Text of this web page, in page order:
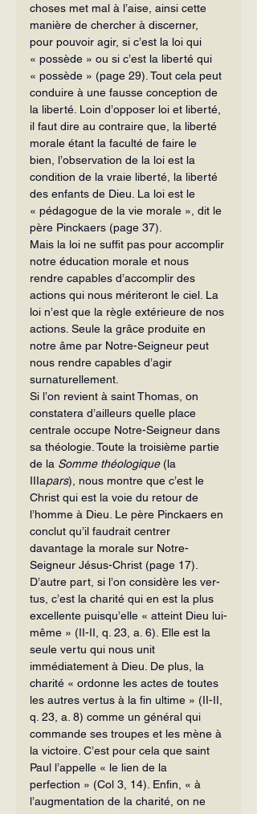
choses met mal à l’aise, ainsi cette
manière de chercher à discerner,
pour pouvoir agir, si c’est la loi qui
« possède » ou si c’est la liberté qui
« possède » (page 29). Tout cela peut
conduire à une fausse conception de
la li­berté. Loin d’opposer loi et liberté,
il faut dire au contraire que, la liberté
morale étant la faculté de faire le
bien, l’observa­tion de la loi est la
condition de la vraie liberté, la liberté
des enfants de Dieu. La loi est le
« pédagogue de la vie morale », dit le
père Pinckaers (page 37).
Mais la loi ne suffit pas pour accomplir
notre éducation morale et nous
rendre capables d’accomplir des
actions qui nous mériteront le ciel. La
loi n’est que la règle extérieure de nos
actions. Seule la grâce produite en
notre âme par Notre-Sei­gneur peut
nous rendre capables d’agir
surnaturellement.
Si l’on revient à saint Thomas, on
constatera d’ailleurs quelle place
centrale occupe Notre-Seigneur dans
sa théologie. Toute la troisième partie
de la Somme théo­logique (la
IIIapars), nous montre que c’est le
Christ qui est la voie du retour de
l’homme à Dieu. Le père Pinckaers en
conclut qu’il faudrait centrer
davantage la morale sur Notre-
Seigneur Jésus-Christ (page 17).
D’autre part, si l’on considère les ver­
tus, c’est la charité qui en est la plus
excel­lente puisqu’elle « atteint Dieu lui-
même » (II-II, q. 23, a. 6). Elle est la
seule vertu qui nous unit
immédiatement à Dieu. De plus, la
charité « ordonne les actes de toutes
les autres vertus à la fin ultime » (II-II,
q. 23, a. 8) comme un géné­ral qui
commande ses troupes et les mène à
la victoire. C’est pour cela que saint
Paul l’appelle « le lien de la
perfection » (Col 3, 14). Enfin, « à
l’augmentation de la charité, on ne